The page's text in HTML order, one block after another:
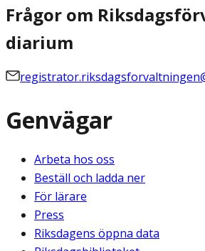
Frågor om
diarium
Genvägar
Arbeta hos oss
Beställ och ladda ner
För lärare
Press
Riksdagens öppna data